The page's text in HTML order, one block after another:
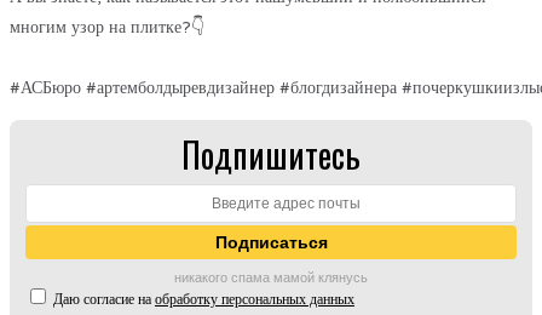
многим узор на плитке?👇
#АСБюро #артемболдыревдизайнер #блогдизайнера
Подпишитесь
никакого спама мамой клянусь
Даю согласие на обработку персональных данных